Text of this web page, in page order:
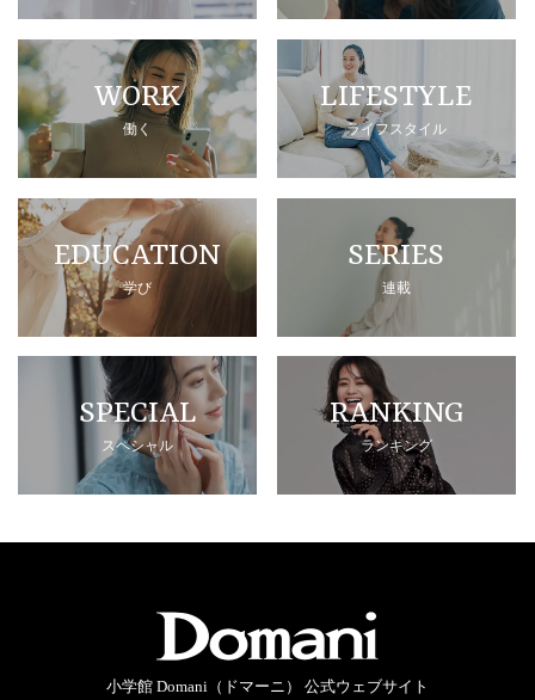
WORK
働く
LIFESTYLE
ライフスタイル
EDUCATION
学び
SERIES
連載
SPECIAL
スペシャル
RANKING
ランキング
小学館 Domani（ドマーニ） 公式ウェブサイト